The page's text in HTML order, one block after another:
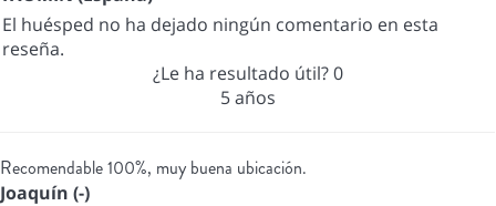
El huésped no ha dejado ningún comentario en esta
reseña.
¿Le ha resultado útil?0
5 años
Recomendable 100%, muy buena ubicación.
Joaquín (-)